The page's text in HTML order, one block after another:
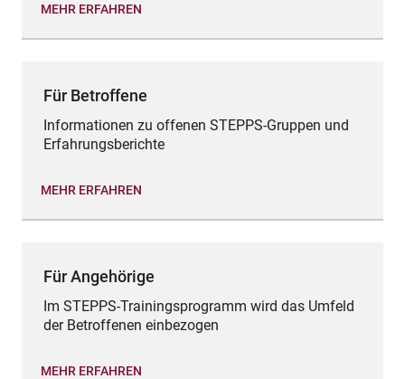
MEHR ERFAHREN
Für Betroffene
Informationen zu offenen STEPPS-Gruppen und
Erfahrungsberichte
MEHR ERFAHREN
Für Angehörige
Im STEPPS-Trainingsprogramm wird das Umfeld
der Betroffenen einbezogen
MEHR ERFAHREN